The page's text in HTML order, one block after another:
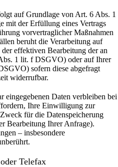
auf Grundlage von Art. 6 Abs. 1
mit der Erfüllung eines Vertrags
vorvertraglicher Maßnahmen
beruht die Verarbeitung auf
der effektiven Bearbeitung der an
1 lit. f DSGVO) oder auf Ihrer
sofern diese abgefragt
widerrufbar.
Daten verbleiben bei
Ihre Einwilligung zur
für die Datenspeicherung
Bearbeitung Ihrer Anfrage).
– insbesondere
Telefax